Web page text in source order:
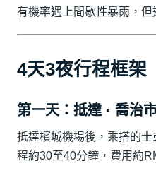
有機率遇上間歇性暴雨，但
4天3夜行程框架
第一天：抵達 · 喬治
抵達檳城機場後，乘搭的
程約30至40分鐘，費用約